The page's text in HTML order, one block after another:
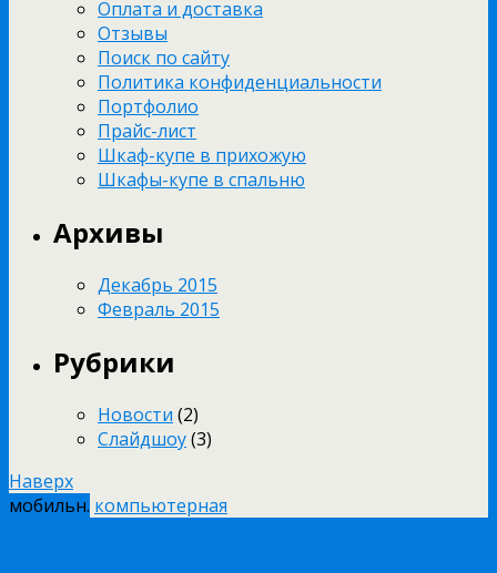
Оплата и доставка
Отзывы
Поиск по сайту
Политика конфиденциальности
Портфолио
Прайс-лист
Шкаф-купе в прихожую
Шкафы-купе в спальню
Архивы
Декабрь 2015
Февраль 2015
Рубрики
Новости (2)
Слайдшоу(3)
Наверх
мобильн. компьютерная